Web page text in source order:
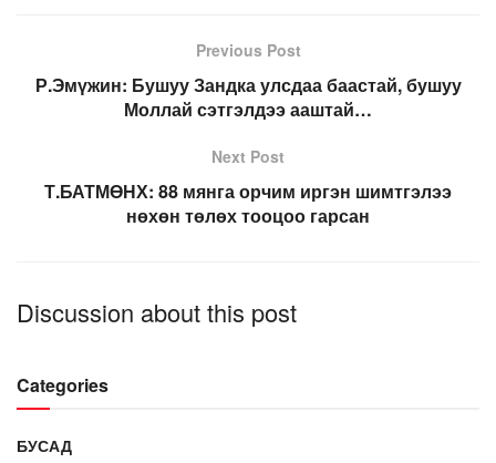
Previous Post
Р.Эмүжин: Бушуу Зандка улсдаа баастай, бушуу
Моллай сэтгэлдээ ааштай…
Next Post
Т.БАТМӨНХ: 88 мянга орчим иргэн шимтгэлээ
нөхөн төлөх тооцоо гарсан
Discussion about this post
Categories
БУСАД